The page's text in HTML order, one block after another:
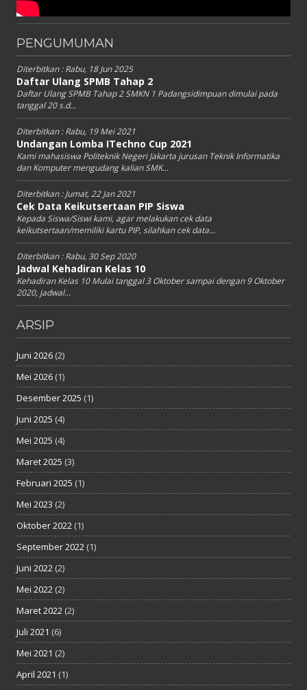
PENGUMUMAN
Diterbitkan :Rabu, 18 Jun 2025
Daftar Ulang SPMB Tahap 2
Daftar Ulang SPMB Tahap 2 SMKN 1 Padangsidimpuan dimulai pada
tanggal 20 s.d...
Diterbitkan :Rabu, 19 Mei 2021
Undangan Lomba ITechno Cup 2021
Kami mahasiswa Politeknik Negeri Jakarta jurusan Teknik Informatika
dan Komputer mengudang kalian SMK...
Diterbitkan :Jumat, 22 Jan 2021
Cek Data Keikutsertaan PIP Siswa
Kepada Siswa/Siswi kami, agar melakukan cek data
keikutsertaan/memiliki kartu PIP, silahkan cek data...
Diterbitkan :Rabu, 30 Sep 2020
Jadwal Kehadiran Kelas 10
Kehadiran Kelas 10 Mulai tanggal 3 Oktober sampai dengan 9 Oktober
2020, jadwal...
ARSIP
Juni 2026 (2)
Mei 2026 (1)
Desember 2025 (1)
Juni 2025 (4)
Mei 2025 (4)
Maret 2025 (3)
Februari 2025 (1)
Mei 2023 (2)
Oktober 2022 (1)
September 2022 (1)
Juni 2022 (2)
Mei 2022 (2)
Maret 2022 (2)
Juli 2021 (6)
Mei 2021 (2)
April 2021 (1)